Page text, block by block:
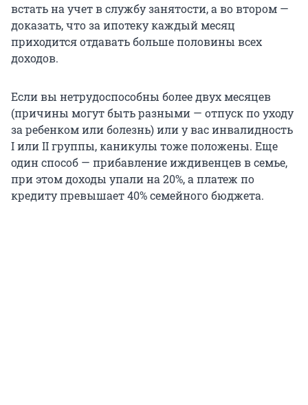
встать на учет в службу занятости, а во втором —
доказать, что за ипотеку каждый месяц
приходится отдавать больше половины всех
доходов.
Если вы нетрудоспособны более двух месяцев
(причины могут быть разными — отпуск по уходу
за ребенком или болезнь) или у вас инвалидность
I или II группы, каникулы тоже положены. Еще
один способ — прибавление иждивенцев в семье,
при этом доходы упали на 20%, а платеж по
кредиту превышает 40% семейного бюджета.